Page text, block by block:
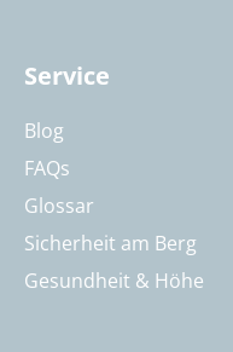
Service
Blog
FAQs
Glossar
Sicherheit am Berg
Gesundheit & Höhe